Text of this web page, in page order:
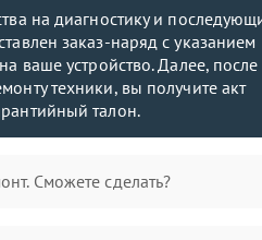
на диагностику и
заказ-наряд с указанием
ваше устройство. Далее, после
техники, вы получите акт
талон.
Сможете сделать?